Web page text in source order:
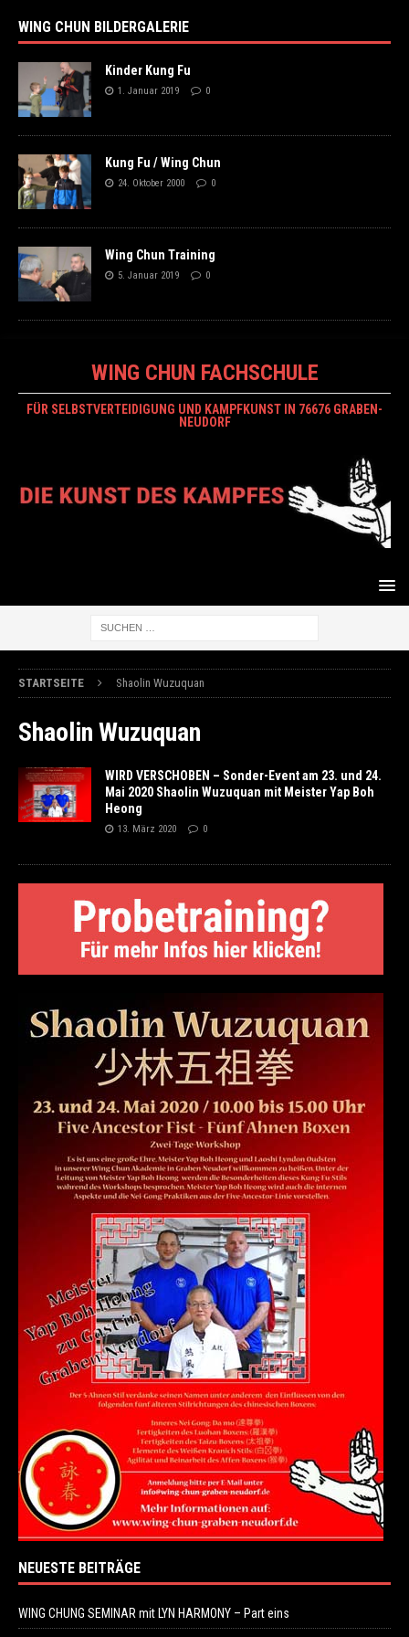
WING CHUN BILDERGALERIE
Kinder Kung Fu
1. Januar 2019 0
Kung Fu / Wing Chun
24. Oktober 2000 0
Wing Chun Training
5. Januar 2019 0
WING CHUN FACHSCHULE
FÜR SELBSTVERTEIDIGUNG UND KAMPFKUNST IN 76676 GRABEN-
NEUDORF
STARTSEITE Shaolin Wuzuquan
Shaolin Wuzuquan
WIRD VERSCHOBEN – Sonder-Event am 23. und 24.
Mai 2020 Shaolin Wuzuquan mit Meister Yap Boh
Heong
13. März 2020 0
NEUESTE BEITRÄGE
WING CHUNG SEMINAR mit LYN HARMONY – Part eins